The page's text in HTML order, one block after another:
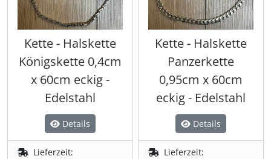
Kette - Halskette
Königskette 0,4cm
x 60cm eckig -
Edelstahl
Details
Lieferzeit:
Kette - Halskette
Panzerkette
0,95cm x 60cm
eckig - Edelstahl
Details
Lieferzeit: